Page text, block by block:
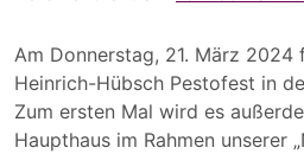
Am Donnerstag, 21. März
Heinrich-Hübsch Pestofest in
Zum ersten Mal wird es
Haupthaus im Rahmen unserer